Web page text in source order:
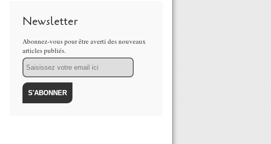
Newsletter
Abonnez-vous pour être averti des nouveaux
articles publiés.
Email